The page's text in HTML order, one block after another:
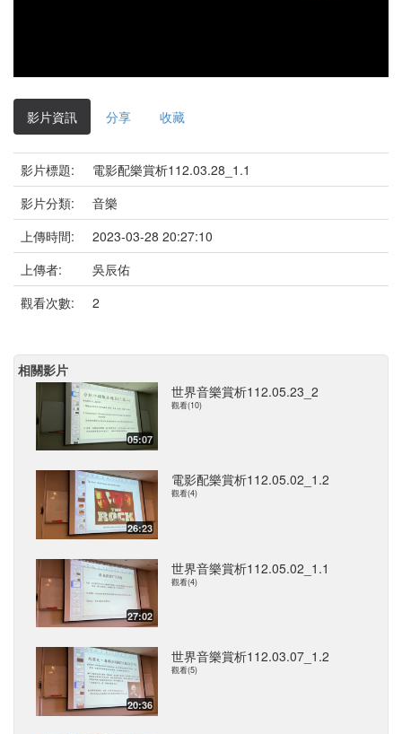
影片資訊 分享 收藏
影片標題:
電影配樂賞析112.03.28_1.1
影片分類:
音樂
上傳時間:
2023-03-28 20:27:10
上傳者:
吳辰佑
觀看次數:
2
相關影片
05:07
世界音樂賞析112.05.23_2
觀看(10)
26:23
電影配樂賞析112.05.02_1.2
觀看(4)
27:02
世界音樂賞析112.05.02_1.1
觀看(4)
20:36
世界音樂賞析112.03.07_1.2
觀看(5)